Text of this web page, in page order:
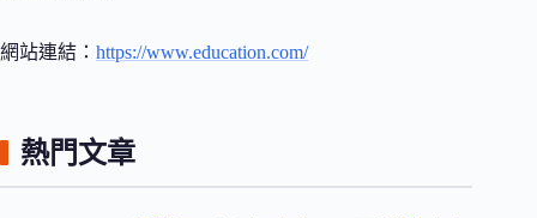
網站連結： https://www.education.com/
熱門文章